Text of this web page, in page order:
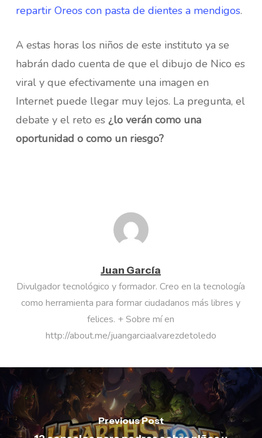
repartir Oreos con pasta de dientes a mendigos.
A estas horas los niños de este instituto ya se
habrán dado cuenta de que el dibujo de Nico es
viral y que efectivamente una imagen en
Internet puede llegar muy lejos. La pregunta, el
debate y el reto es ¿lo verán como una
oportunidad o como un riesgo?
Juan García
Divulgador tecnológico y formador. Creo en la tecnología
como herramienta para formar ciudadanos más libres y
felices. + Sobre mí en
http://about.me/juangarciaalvarezdetoledo
Previous Post